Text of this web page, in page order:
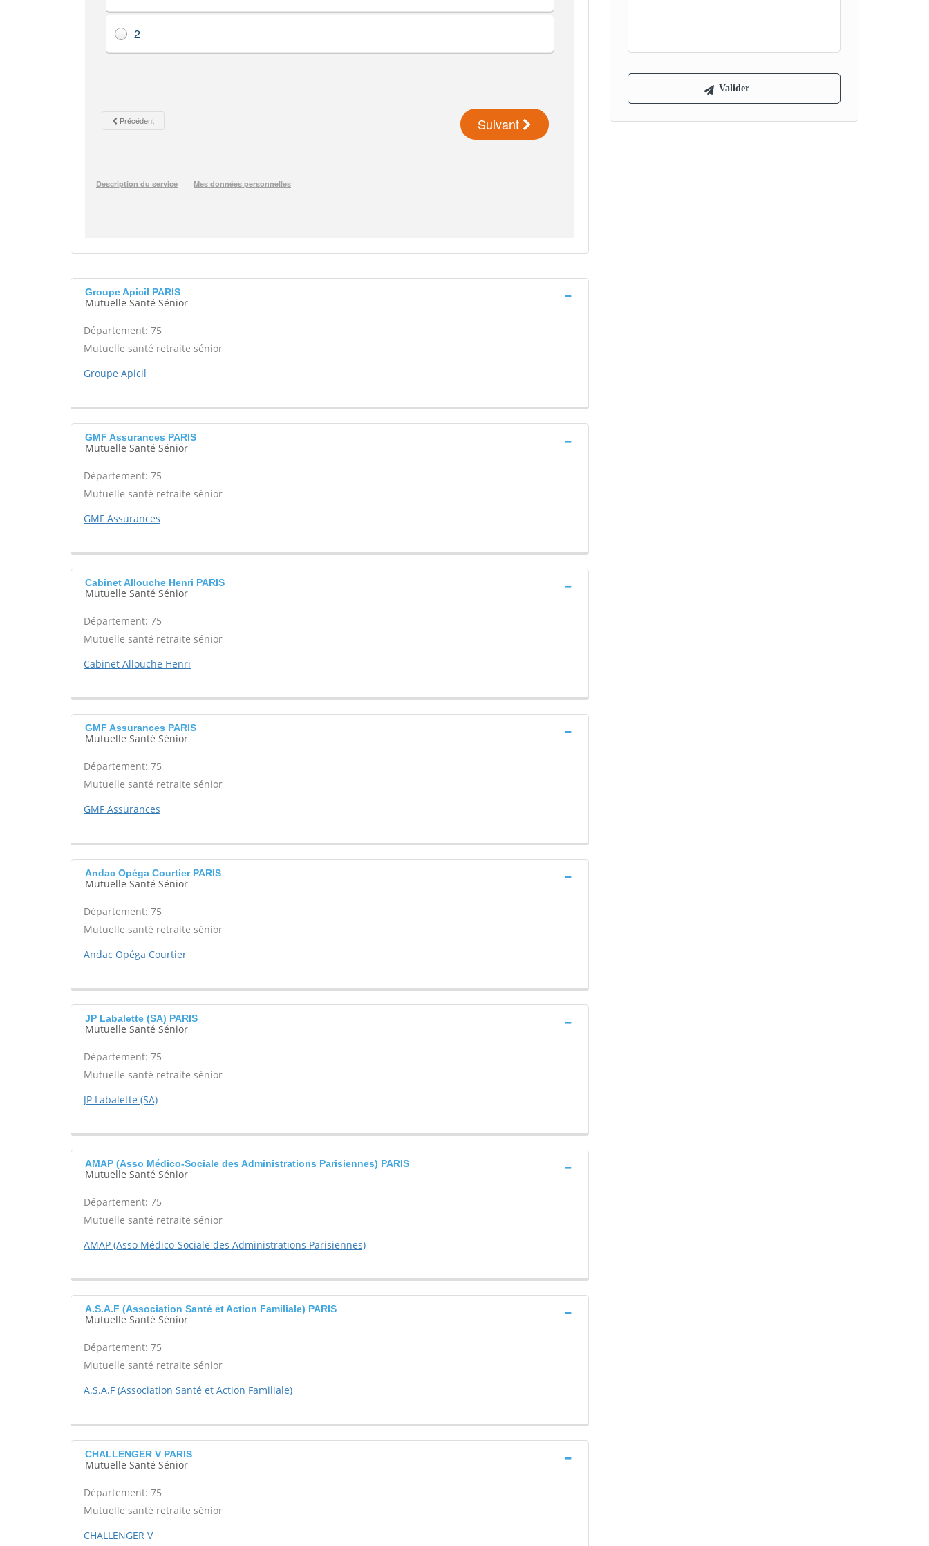
Groupe Apicil PARIS
Mutuelle Santé Sénior
Département: 75
Mutuelle santé retraite sénior
Groupe Apicil
GMF Assurances PARIS
Mutuelle Santé Sénior
Département: 75
Mutuelle santé retraite sénior
GMF Assurances
Cabinet Allouche Henri PARIS
Mutuelle Santé Sénior
Département: 75
Mutuelle santé retraite sénior
Cabinet Allouche Henri
GMF Assurances PARIS
Mutuelle Santé Sénior
Département: 75
Mutuelle santé retraite sénior
GMF Assurances
Andac Opéga Courtier PARIS
Mutuelle Santé Sénior
Département: 75
Mutuelle santé retraite sénior
Andac Opéga Courtier
JP Labalette (SA) PARIS
Mutuelle Santé Sénior
Département: 75
Mutuelle santé retraite sénior
JP Labalette (SA)
AMAP (Asso Médico-Sociale des Administrations Parisiennes) PARIS
Mutuelle Santé Sénior
Département: 75
Mutuelle santé retraite sénior
AMAP (Asso Médico-Sociale des Administrations Parisiennes)
A.S.A.F (Association Santé et Action Familiale) PARIS
Mutuelle Santé Sénior
Département: 75
Mutuelle santé retraite sénior
A.S.A.F (Association Santé et Action Familiale)
CHALLENGER V PARIS
Mutuelle Santé Sénior
Département: 75
Mutuelle santé retraite sénior
CHALLENGER V